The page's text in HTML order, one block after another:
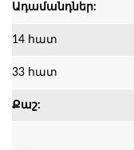
Ադամանդներ:
14 հատ
33 հատ
Քաշ: